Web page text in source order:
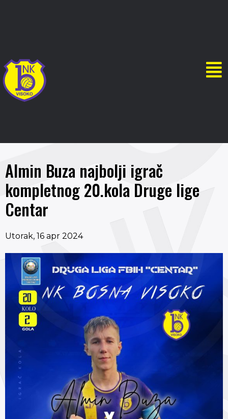
Almin Buza najbolji igrač
kompletnog 20.kola Druge lige
Centar
Utorak, 16 apr 2024